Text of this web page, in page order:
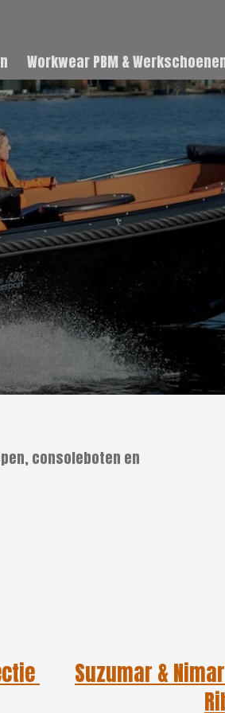
Workwear PBM &
consoleboten en
Suzumar &